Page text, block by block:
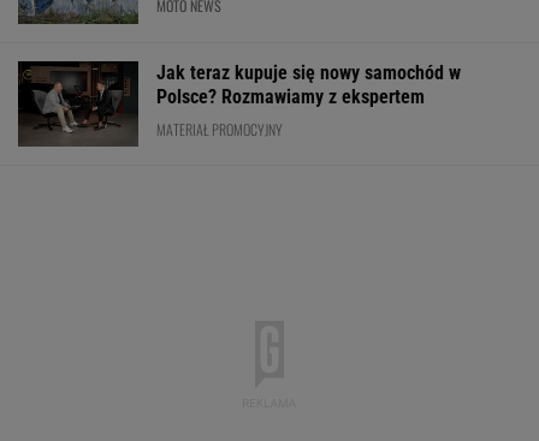
MOTO NEWS
Jak teraz kupuje się nowy samochód w
Polsce? Rozmawiamy z ekspertem
MATERIAŁ PROMOCYJNY